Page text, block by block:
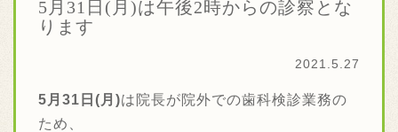
5月31日(月)は午後2時からの診察とな
ります
2021.5.27
5月31日(月)は院長が院外での歯科検診業務の
ため、